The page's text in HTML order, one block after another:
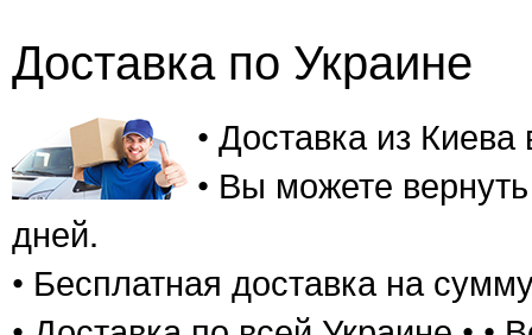
Доставка по Украине
• Доставка из
• Вы можете
дней.
• Бесплатная доставка на